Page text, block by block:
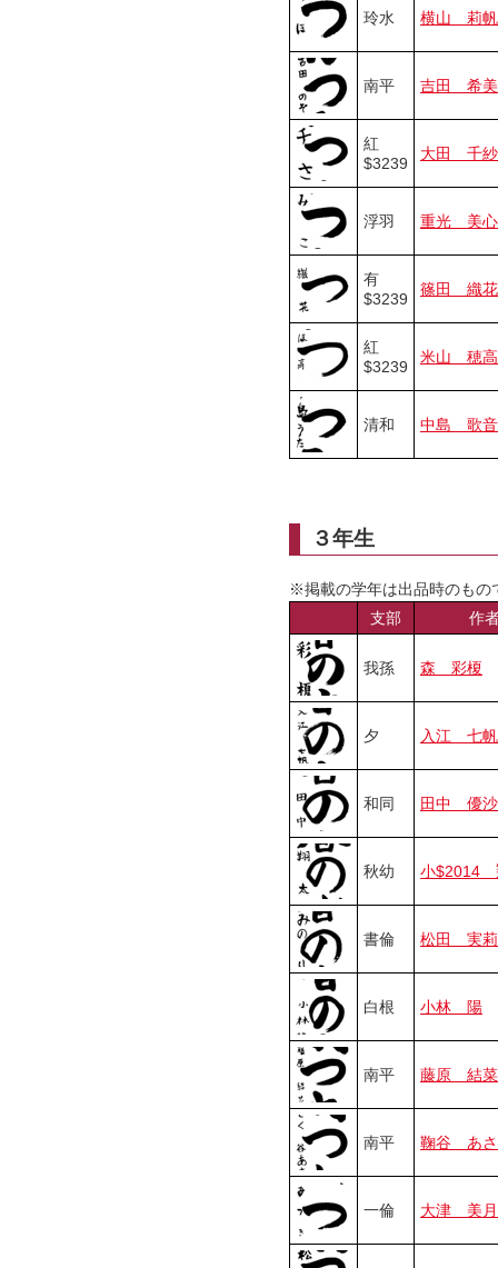
玲水 横山 莉帆
南平 吉田 希美
紅
$3239
大田 千紗
浮羽 重光 美心
有
$3239
篠田 織花
紅
$3239
米山 穂高
清和 中島 歌音
３年生
※掲載の学年は出品時のもの
支部
作
我孫 森 彩榎
夕 入江 七帆
和同 田中 優沙
秋幼 小$2014
書倫 松田 実莉
白根 小林 陽
南平 藤原 結菜
南平 鞠谷 あ
一倫 大津 美月